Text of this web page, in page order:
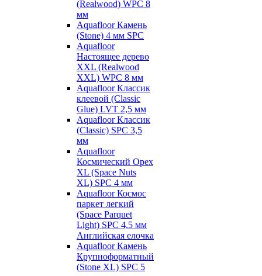
(Realwood) WPC 8
мм
Aquafloor Камень
(Stone) 4 мм SPC
Aquafloor
Настоящее дерево
XXL (Realwood
XXL) WPC 8 мм
Aquafloor Классик
клеевой (Classic
Glue) LVT 2,5 мм
Aquafloor Классик
(Classic) SPC 3,5
мм
Aquafloor
Космический Орех
XL (Space Nuts
XL) SPC 4 мм
Aquafloor Космос
паркет легкий
(Space Parquet
Light) SPC 4,5 мм
Английская елочка
Aquafloor Камень
Крупноформатный
(Stone XL) SPC 5